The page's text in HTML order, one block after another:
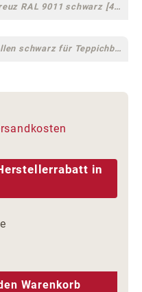
Polyamid Fußkreuz RAL 9011 schwarz [44]
DR1 Rollen schwarz für Teppichböden [10]
in
den
Warenkorb